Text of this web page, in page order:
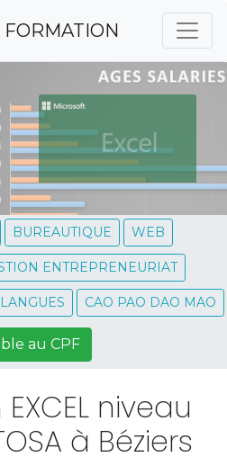
BUREAUTIQUE WEB
ENTREPRENEURIAT
LANGUES CAO PAO DAO MAO
au CPF
niveau
à Béziers